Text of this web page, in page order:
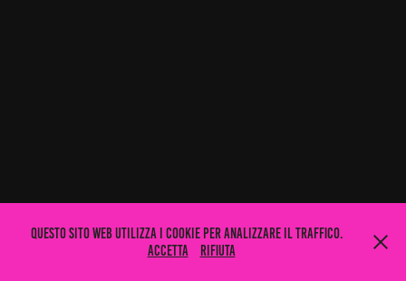
Questo sito web utilizza i cookie per analizzare il traffico.
Accetta
Rifiuta